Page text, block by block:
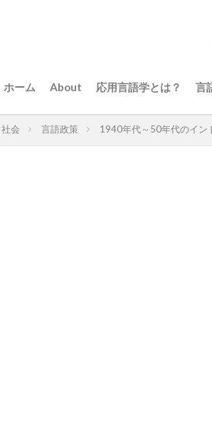
ホーム About 応用言語学とは？ 言
会 言語政策 1940年代～50年代のイン